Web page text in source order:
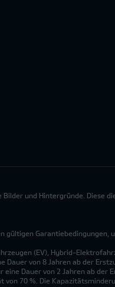
und Hintergründe. Diese
gültigen Garantiebedingungen,
(EV), Hybrid-
von 8 Jahren ab der
Dauer von 2 Jahren ab
70 %. Die